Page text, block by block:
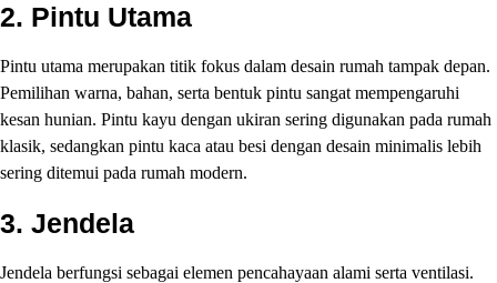
2. Pintu Utama
Pintu utama merupakan titik fokus dalam desain rumah tampak depan.
Pemilihan warna, bahan, serta bentuk pintu sangat mempengaruhi
kesan hunian. Pintu kayu dengan ukiran sering digunakan pada rumah
klasik, sedangkan pintu kaca atau besi dengan desain minimalis lebih
sering ditemui pada rumah modern.
3. Jendela
Jendela berfungsi sebagai elemen pencahayaan alami serta ventilasi.